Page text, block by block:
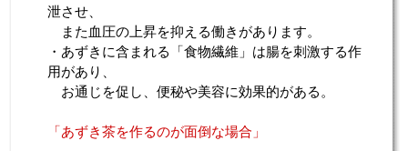
泄させ、
また血圧の上昇を抑える働きがあります。
・あずきに含まれる「食物繊維」は腸を刺激する作
用があり、
お通じを促し、便秘や美容に効果的がある。
「あずき茶を作るのが面倒な場合」